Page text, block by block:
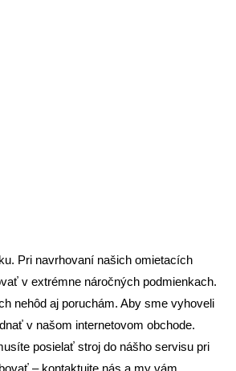
Pri navrhovaní našich omietacích
v extrémne náročných podmienkach.
nehôd aj poruchám. Aby sme vyhoveli
v našom internetovom obchode.
posielať stroj do nášho servisu pri